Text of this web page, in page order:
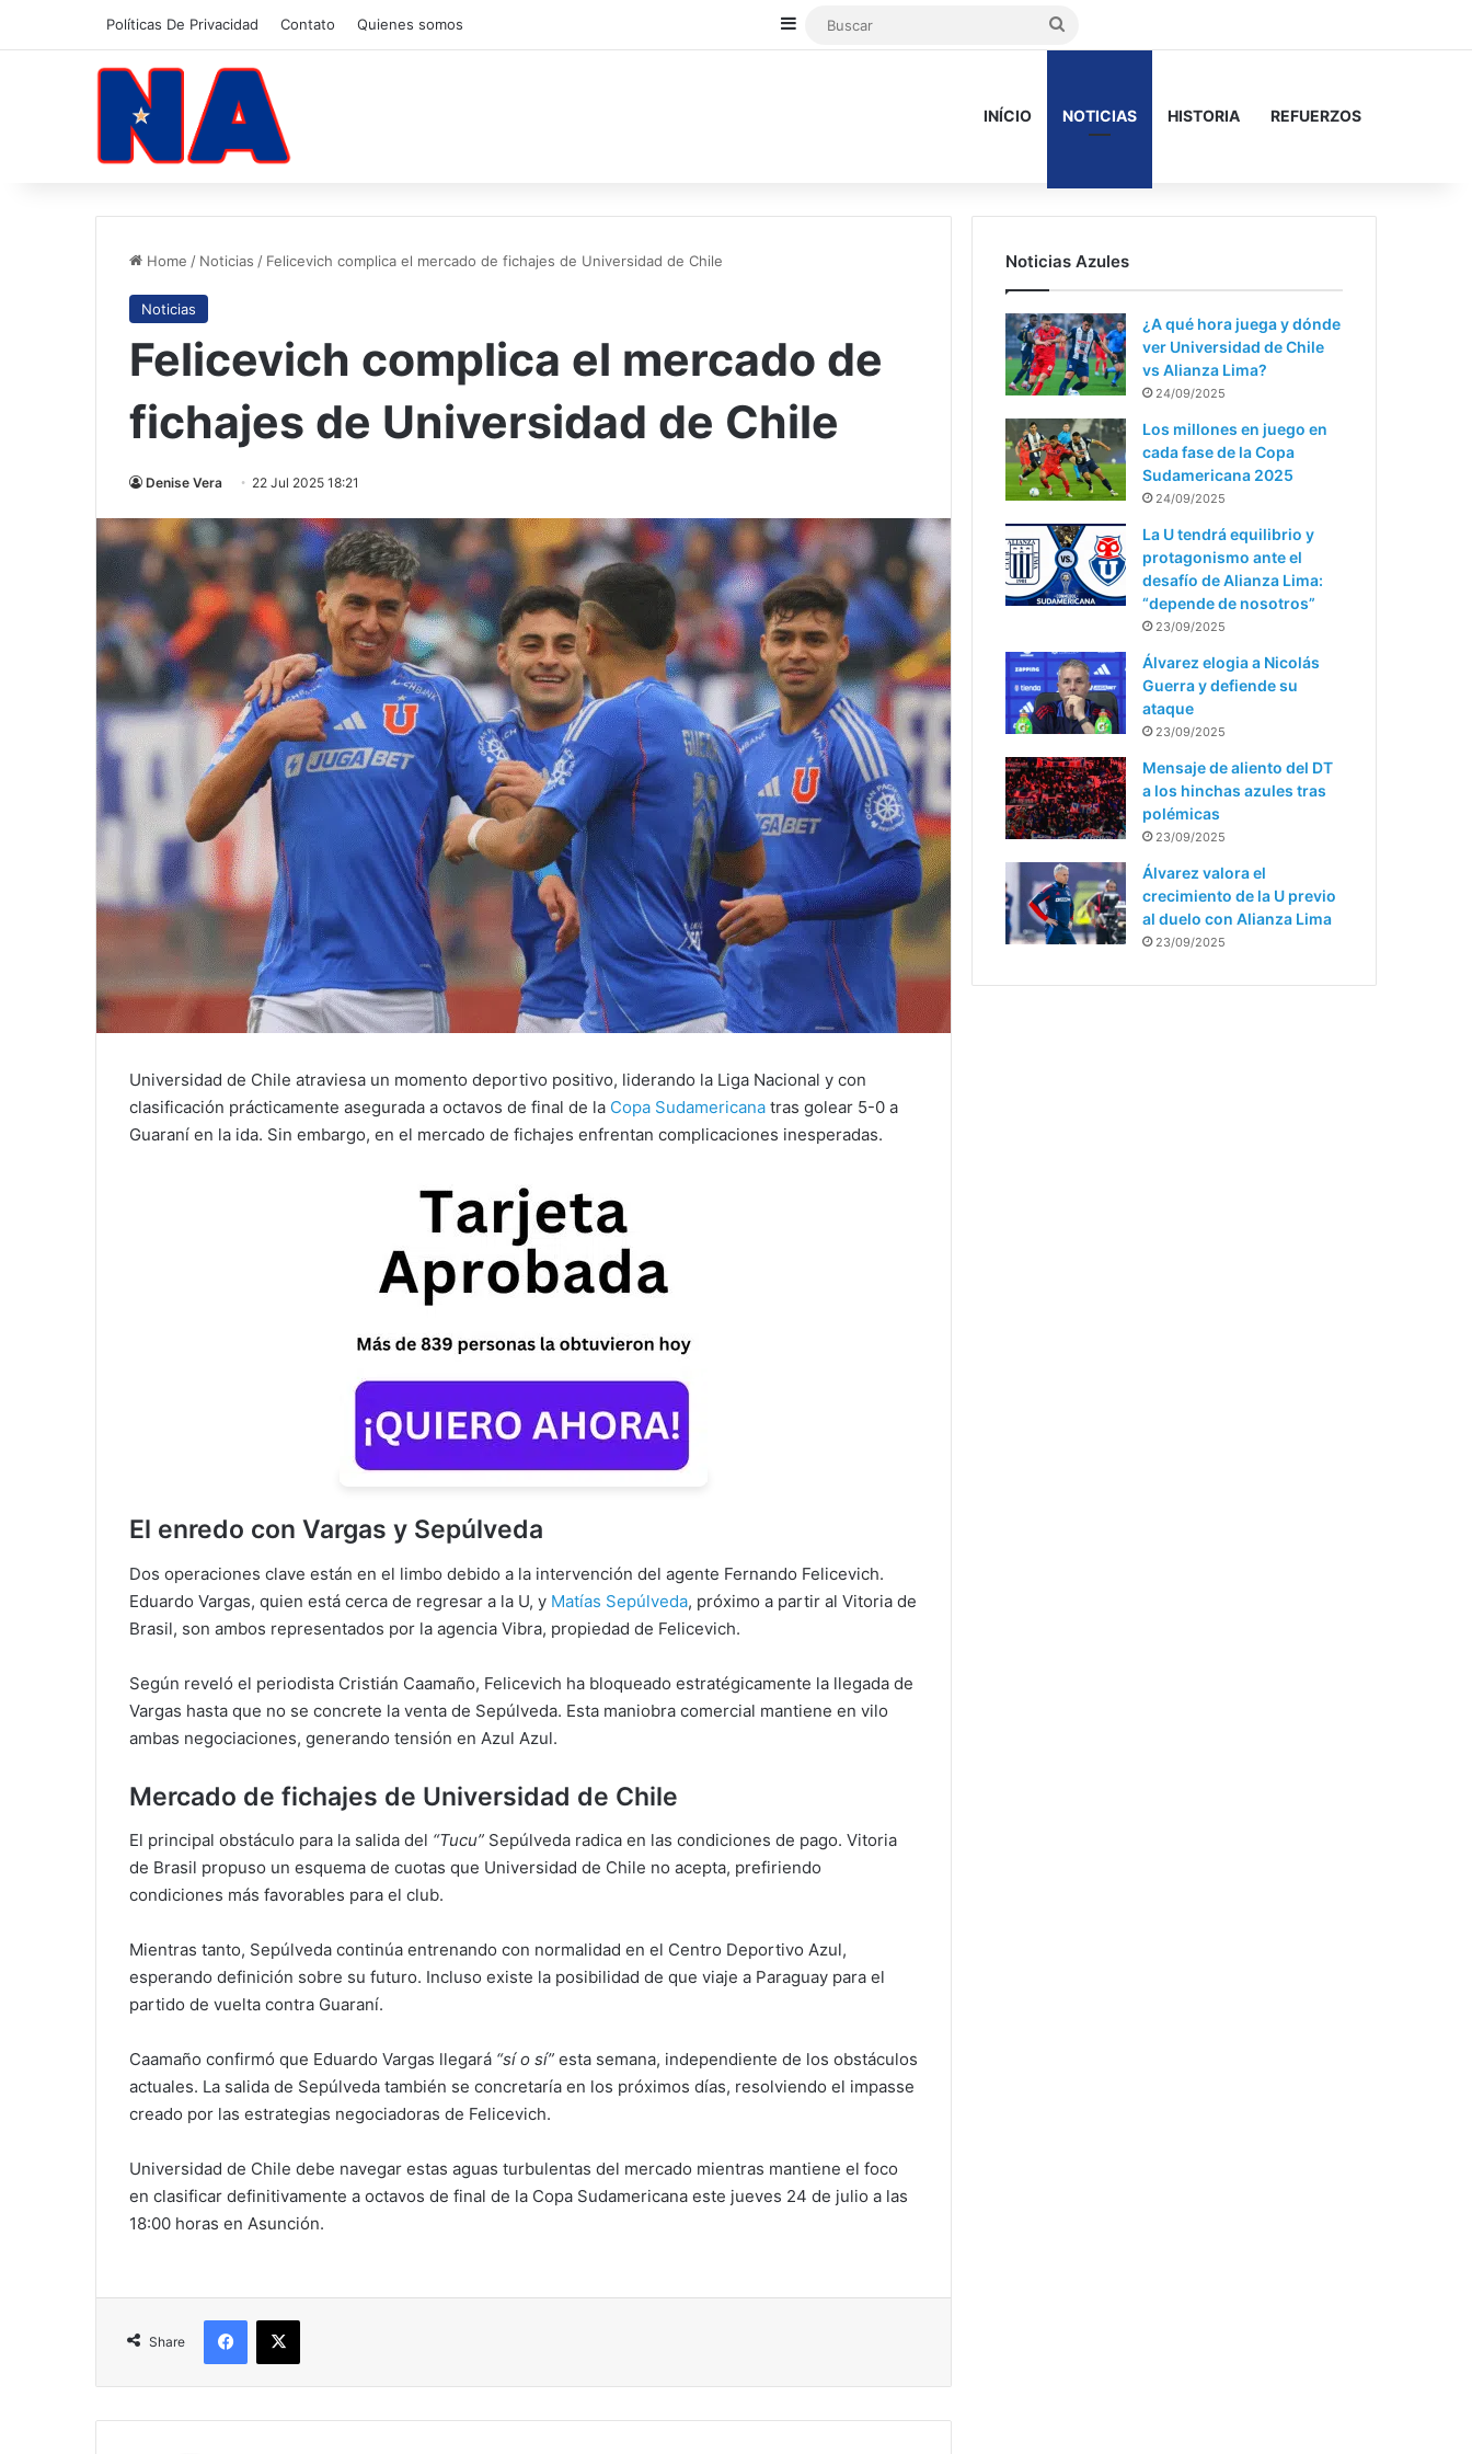
Políticas De Privacidad Contato Quienes somos Sidebar
INÍCIO NOTICIAS HISTORIA REFUERZOS
Home / Noticias / Felicevich complica el mercado de fichajes de Universidad de Chile
Noticias
Felicevich complica el mercado de
fichajes de Universidad de Chile
Denise Vera 22 Jul 2025 18:21
Universidad de Chile atraviesa un momento deportivo positivo, liderando la Liga Nacional y con
clasificación prácticamente asegurada a octavos de final de la Copa Sudamericana tras golear 5-0 a
Guaraní en la ida. Sin embargo, en el mercado de fichajes enfrentan complicaciones inesperadas.
El enredo con Vargas y Sepúlveda
Dos operaciones clave están en el limbo debido a la intervención del agente Fernando Felicevich.
Eduardo Vargas, quien está cerca de regresar a la U, y Matías Sepúlveda, próximo a partir al Vitoria de
Brasil, son ambos representados por la agencia Vibra, propiedad de Felicevich.
Según reveló el periodista Cristián Caamaño, Felicevich ha bloqueado estratégicamente la llegada de
Vargas hasta que no se concrete la venta de Sepúlveda. Esta maniobra comercial mantiene en vilo
ambas negociaciones, generando tensión en Azul Azul.
Mercado de fichajes de Universidad de Chile
El principal obstáculo para la salida del “Tucu” Sepúlveda radica en las condiciones de pago. Vitoria
de Brasil propuso un esquema de cuotas que Universidad de Chile no acepta, prefiriendo
condiciones más favorables para el club.
Mientras tanto, Sepúlveda continúa entrenando con normalidad en el Centro Deportivo Azul,
esperando definición sobre su futuro. Incluso existe la posibilidad de que viaje a Paraguay para el
partido de vuelta contra Guaraní.
Caamaño confirmó que Eduardo Vargas llegará “sí o sí” esta semana, independiente de los obstáculos
actuales. La salida de Sepúlveda también se concretaría en los próximos días, resolviendo el impasse
creado por las estrategias negociadoras de Felicevich.
Universidad de Chile debe navegar estas aguas turbulentas del mercado mientras mantiene el foco
en clasificar definitivamente a octavos de final de la Copa Sudamericana este jueves 24 de julio a las
18:00 horas en Asunción.
Share
Facebook
X
Noticias Azules
¿A qué hora juega y dónde
ver Universidad de Chile
vs Alianza Lima?
24/09/2025
Los millones en juego en
cada fase de la Copa
Sudamericana 2025
24/09/2025
La U tendrá equilibrio y
protagonismo ante el
desafío de Alianza Lima:
“depende de nosotros”
23/09/2025
Álvarez elogia a Nicolás
Guerra y defiende su
ataque
23/09/2025
Mensaje de aliento del DT
a los hinchas azules tras
polémicas
23/09/2025
Álvarez valora el
crecimiento de la U previo
al duelo con Alianza Lima
23/09/2025